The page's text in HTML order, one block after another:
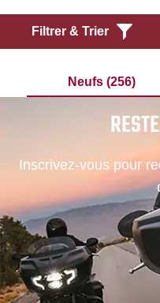
Filtrer & Trier
Neufs (256)
Inscrivez-vous pour